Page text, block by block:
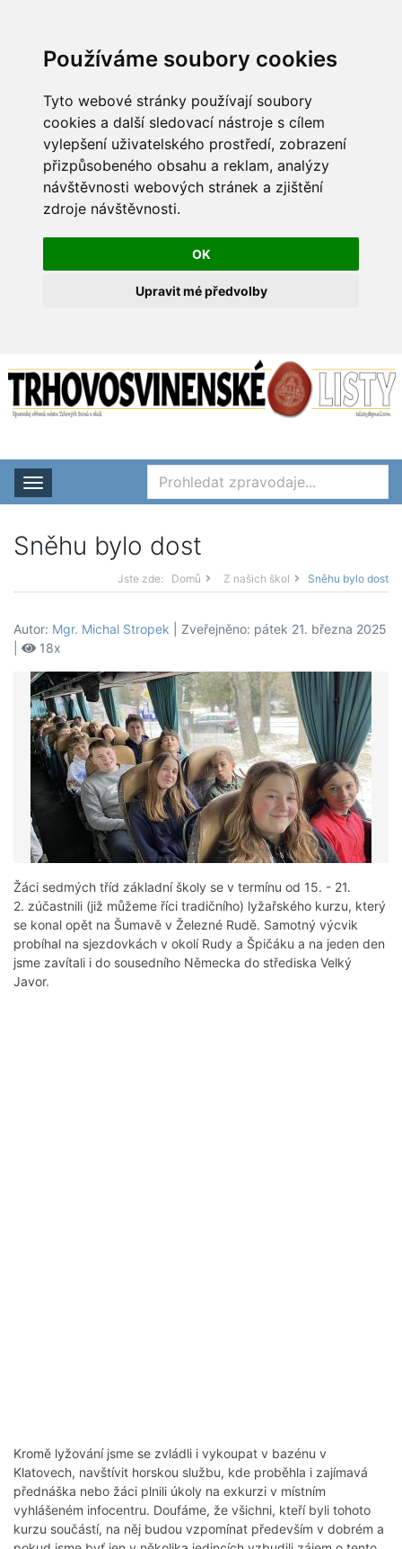
Používáme soubory cookies
Tyto webové stránky používají soubory
cookies a další sledovací nástroje s cílem
vylepšení uživatelského prostředí, zobrazení
přizpůsobeného obsahu a reklam, analýzy
návštěvnosti webových stránek a zjištění
zdroje návštěvnosti.
OK
Upravit mé předvolby
Rozbalit nabídku
Sněhu bylo dost
Jste zde: Domů Z našich škol Sněhu bylo dost
Autor: Mgr. Michal Stropek | Zveřejněno: pátek 21. března 2025
18x
Žáci sedmých tříd základní školy se v termínu od 15. - 21.
2. zúčastnili (již můžeme říci tradičního) lyžařského kurzu, který
se konal opět na Šumavě v Železné Rudě. Samotný výcvik
probíhal na sjezdovkách v okolí Rudy a Špičáku a na jeden den
jsme zavítali i do sousedního Německa do střediska Velký
Javor.
Kromě lyžování jsme se zvládli i vykoupat v bazénu v
Klatovech, navštívit horskou službu, kde proběhla i zajímavá
přednáška nebo žáci plnili úkoly na exkurzi v místním
vyhlášeném infocentru. Doufáme, že všichni, kteří byli tohoto
kurzu součástí, na něj budou vzpomínat především v dobrém a